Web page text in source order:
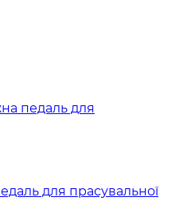
для прасувальної